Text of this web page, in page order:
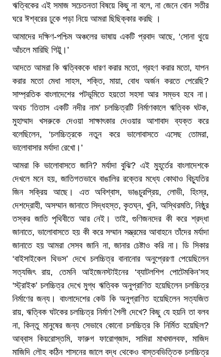
ঋত্বিকের এই সমাজ সচেতনতা বিষয়ে কিছু না বলে, না জেনে বোন সতীর
ঘরে ঈশ্বরের ঢুকে পড়া নিয়ে আমরা ছিছিক্কার করছি ।
আমাদের দক্ষিণ-পশ্চিম অঞ্চলের ভাষায় একটি প্রবাদ আছে, ‘সোনা থুয়ে
আঁচলে মারিছি গিট্টু।’
আদতে আমরা কি ঋত্বিককে ধারণ করার মতো, গ্রহণ করার মতো, যাপন
করার মতো মেধা সাহস, শক্তি, মায়া, বোধ অর্জন করতে পেরেছি?
সাম্প্রতিক বাংলাদেশের পটভূমিতে হয়তো সহসা আর সম্ভব হবে না।
অথচ ‘তিতাস একটি নদীর নাম’ চলচ্চিত্রটি নির্মাণকালে ঋত্বিক ঘটক,
মুহাম্মাদ খসরুকে দেওয়া সাক্ষাৎকার দেওয়ার আশাবাদ ব্যক্ত করে
বলেছিলেন, ‘চলচ্চিত্রকে নতুন করে ভালোবাসতে এসেছ তোমরা,
ভালোবাসার মর্যাদা রেখো।’
আমরা কি ভালোবাসতে জানি? মর্যাদা বুঝি? এই মুহূর্তের বাংলাদেশকে
দেখলে মনে হয়, জাতিগতভাবে বাঙালির রক্তের মধ্যে কোথাও বিচ্যুতির
জিন সক্রিয় আছে। এত অবিশ্বাস, ভাঙচুরপ্রিয়, লোভী, হিংস্র,
দেশদ্রোহী, অসম্মান জানাতে সিদ্ধহস্ত, কৃতঘ্ন, খুনি, অস্থিরমতি, নিষ্ঠুর
তস্কর জাতি পৃথিবীতে আর নেই। তাই, গুণিজনদের কী করে শ্রদ্ধা
জানাতে, ভালোবাসতে হয় কী করে সম্মান সম্ভ্রমের আবাহনে তাঁদের মর্যাদা
জানাতে হয় আমরা সেসব জানি না, জানার চেষ্টাও করি না। ডি সিকার
‘বাইসাইকেল থিভস’ দেখে চলচ্চিত্র বানানোর অনুপ্রেরণা পেয়েছিলেন
সত্যজিৎ রায়, তেমনি আইজেনস্টাইনের ‘ব্যাটলশিপ পোটেমকিন’সহ
‘স্ট্রাইক’ চলচ্চিত্র দেখে মুগ্ধ ঋত্বিক অনুপ্রাণিত হয়েছিলেন চলচ্চিত্র
নির্মাণের জন্য। বাংলাদেশের কেউ কি অনুপ্রাণিত হয়েছিলেন সত্যজিত
রায়, ঋত্বিক ঘটকের চলচ্চিত্র নির্মাণ শৈলী দেখে? কিছু যে হয়নি তা বলব
না, কিন্তু মানুষের জন্য সেভাবে কোনো চলচ্চিত্র কি নির্মিত হয়েছিল?
আব্বাস কিয়রোস্তমি, ফারুগ ফারোগ্‌জাদ, সামিরা মাখমালবফ, মাজিদ
মাজিদি লৌহ কঠিন শাসনের জালে বদ্ধ থেকেও বাস্তবভিত্তিক চলচ্চিত্র